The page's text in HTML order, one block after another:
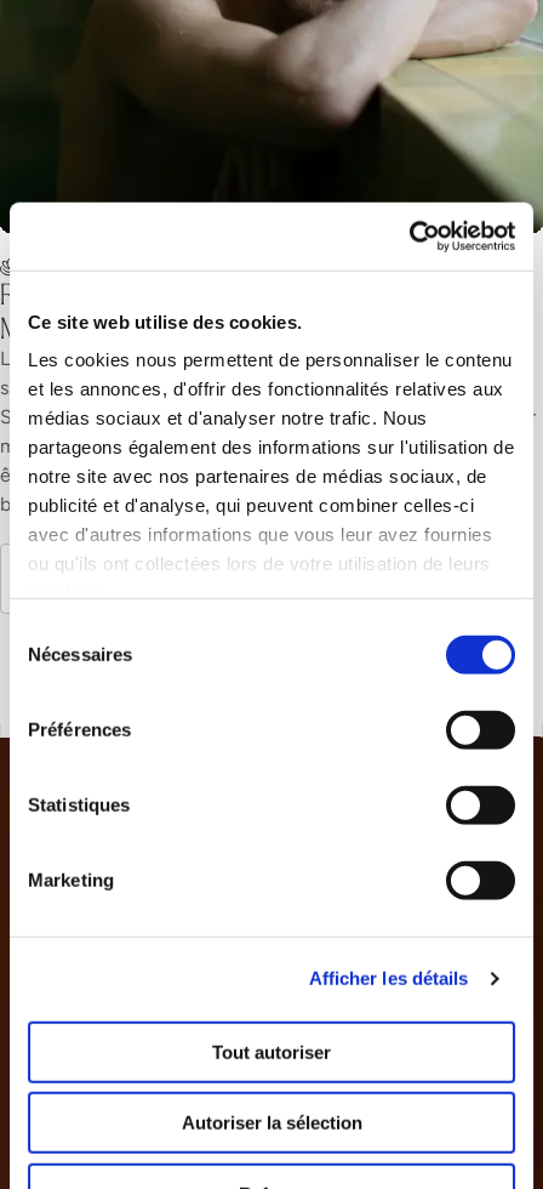
Réservation Rituel du bain Samedan -
Massage 75 minutes
Le rituel du bain de Samedan t'offre une pause placée sous le
signe du calme et du bien-être. Au Mineralbad & Spa
Samedan, tu circules à travers des salles de bains et de vapeur
mystérieuses. Ensuite, tu te détends lors d’un massage bien-
être aux huiles avec des huiles de l’Engadine. Serviette de
bain, gants de Peeling, thé et eau de source sont inclus.
Découvrir davantage